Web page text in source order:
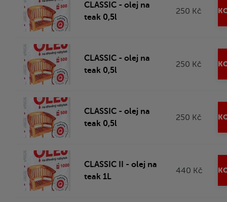
CLASSIC - olej na
teak 0,5l
250 Kč
CLASSIC - olej na
teak 0,5l
250 Kč
CLASSIC - olej na
teak 0,5l
250 Kč
CLASSIC II - olej na
teak 1L
440 Kč